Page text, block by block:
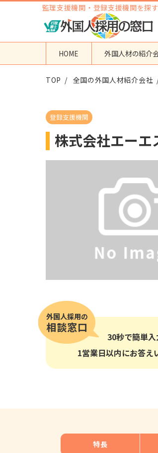
監理支援機関・登録支援機関を探
HOME 外国人材の紹介
地域から検索する
神奈川県
大阪府
その他の地域
国
中
TOP 全国の外国人材紹介会社
登録支援機関
株式会社エーエ
30秒で簡単入
1営業日以内にお答え
特長